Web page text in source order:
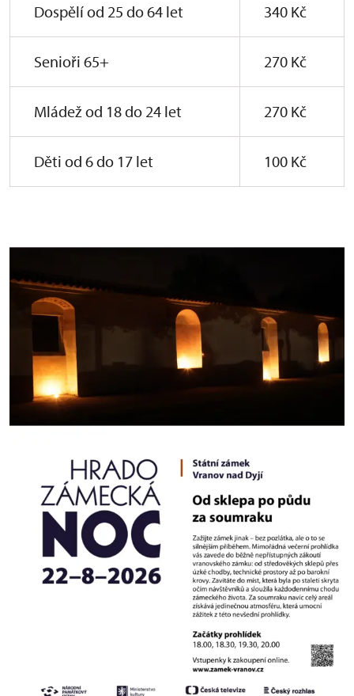
Dospělí od 25 do 64 let 340 Kč
Senioři 65+ 270 Kč
Mládež od 18 do 24 let 270 Kč
Děti od 6 do 17 let 100 Kč